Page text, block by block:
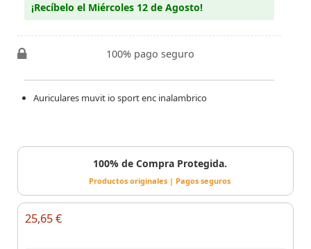
¡Recíbelo el Miércoles 12 de Agosto!
100% pago seguro
Auriculares muvit io sport enc inalambrico
100% de Compra Protegida.
Productos originales | Pagos seguros
25,65 €